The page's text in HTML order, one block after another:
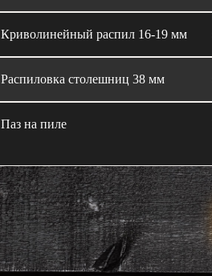
Криволинейный распил 16‑19 мм
Распиловка столешниц 38 мм
Паз на пиле